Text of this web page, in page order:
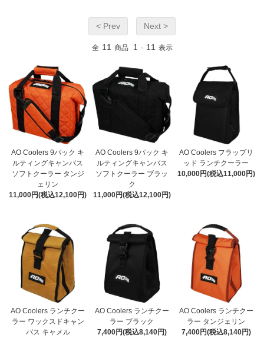
< Prev Next >
全 11 商品 1 - 11 表示
AO Coolers 9パック キ
ルティングキャンバス
ソフトクーラー タンジ
ェリン
11,000円(税込12,100円)
AO Coolers 9パック キ
ルティングキャンバス
ソフトクーラー ブラッ
ク
11,000円(税込12,100円)
AO Coolers フラップリ
ッド ランチクーラー
10,000円(税込11,000円)
AO Coolers ランチクー
ラー ワックスドキャン
バス キャメル
AO Coolers ランチクー
ラー ブラック
7,400円(税込8,140円)
AO Coolers ランチクー
ラー タンジェリン
7,400円(税込8,140円)